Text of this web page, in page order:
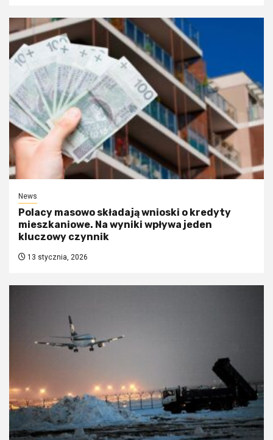
News
Polacy masowo składają wnioski o kredyty
mieszkaniowe. Na wyniki wpływa jeden
kluczowy czynnik
13 stycznia, 2026